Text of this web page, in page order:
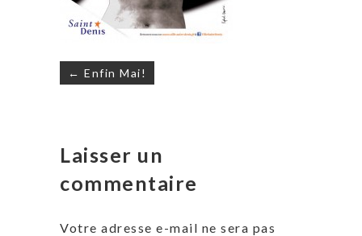
Navigation
de
← Enfin Mai!
Laisser un
commentaire
Votre adresse e-mail ne sera pas